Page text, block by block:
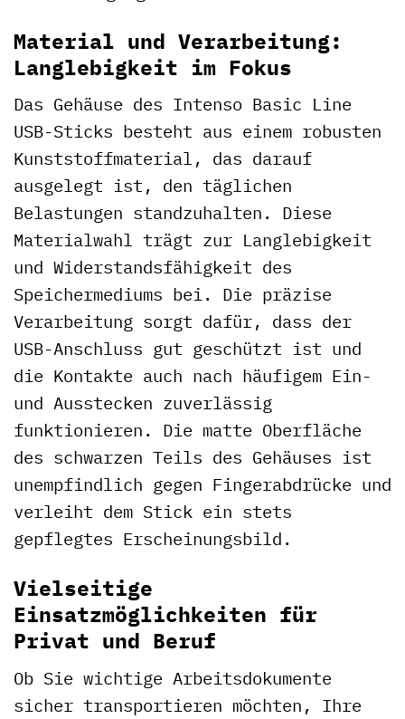
Material und Verarbeitung:
Langlebigkeit im Fokus
Das Gehäuse des Intenso Basic Line
USB-Sticks besteht aus einem robusten
Kunststoffmaterial, das darauf
ausgelegt ist, den täglichen
Belastungen standzuhalten. Diese
Materialwahl trägt zur Langlebigkeit
und Widerstandsfähigkeit des
Speichermediums bei. Die präzise
Verarbeitung sorgt dafür, dass der
USB-Anschluss gut geschützt ist und
die Kontakte auch nach häufigem Ein-
und Ausstecken zuverlässig
funktionieren. Die matte Oberfläche
des schwarzen Teils des Gehäuses ist
unempfindlich gegen Fingerabdrücke und
verleiht dem Stick ein stets
gepflegtes Erscheinungsbild.
Vielseitige
Einsatzmöglichkeiten für
Privat und Beruf
Ob Sie wichtige Arbeitsdokumente
sicher transportieren möchten, Ihre